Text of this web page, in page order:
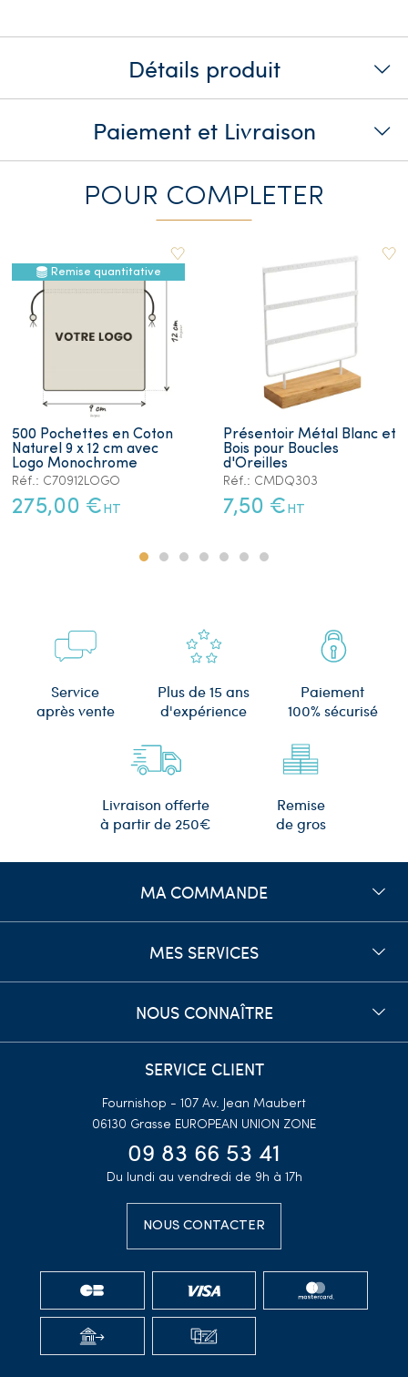
Détails produit
Paiement et Livraison
POUR COMPLETER
Remise quantitative
500 Pochettes en Coton
Naturel 9 x 12 cm avec
Logo Monochrome
Réf.: C70912LOGO
275,00 € HT
Présentoir Métal Blanc et
Bois pour Boucles
d'Oreilles
Réf.: CMDQ303
7,50 € HT
Service
après vente
Plus de 15 ans
d'expérience
Paiement
100% sécurisé
Livraison offerte
à partir de 250€
Remise
de gros
MA COMMANDE
MES SERVICES
NOUS CONNAÎTRE
SERVICE CLIENT
Fournishop - 107 Av. Jean Maubert
06130 Grasse EUROPEAN UNION ZONE
09 83 66 53 41
Du lundi au vendredi de 9h à 17h
NOUS CONTACTER